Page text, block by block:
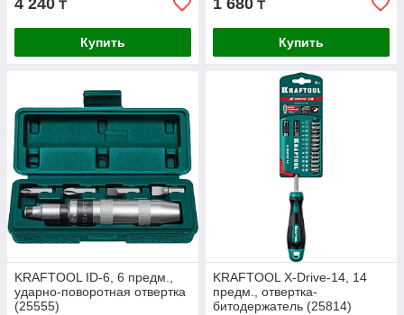
4 240 ₸
Купить
1 680 ₸
Купить
KRAFTOOL ID-6, 6 предм.,
ударно-поворотная отвертка
(25555)
KRAFTOOL X-Drive-14, 14
предм., отвертка-
битодержатель (25814)